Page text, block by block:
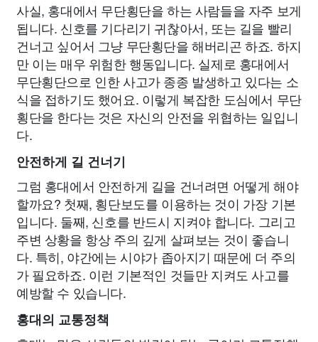
사실, 홍대에서 무단횡단을 하는 사람들을 자주 보게
됩니다. 신호를 기다리기 귀찮아서, 또는 길을 빨리
건너고 싶어서 그냥 무단횡단을 해버리곤 하죠. 하지
만 이는 매우 위험한 행동입니다. 실제로 홍대에서
무단횡단으로 인한 사고가 종종 발생하고 있다는 소
식을 접하기도 했어요. 이렇게 복잡한 도심에서 무단
횡단을 한다는 것은 자신의 안전을 위협하는 일입니
다.
안전하게 길 건너기
그럼 홍대에서 안전하게 길을 건너려면 어떻게 해야
할까요? 첫째, 횡단보도를 이용하는 것이 가장 기본
입니다. 둘째, 신호를 반드시 지켜야 합니다. 그리고
주변 상황을 항상 주의 깊게 살펴보는 것이 좋습니
다. 특히, 야간에는 시야가 좁아지기 때문에 더 주의
가 필요하죠. 이런 기본적인 것들만 지켜도 사고를
예방할 수 있습니다.
홍대의 교통정책